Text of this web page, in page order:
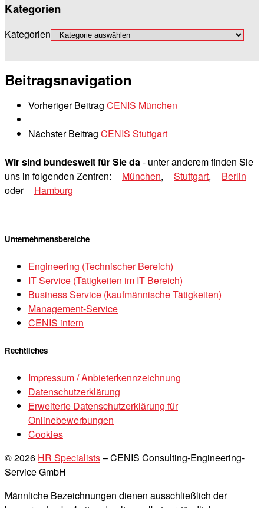
Kategorien
Kategorien
Beitragsnavigation
Vorheriger Beitrag CENIS München
Nächster Beitrag CENIS Stuttgart
Wir sind bundesweit für Sie da- unter anderem finden Sie
uns in folgenden Zentren:
München, Stuttgart,
Berlin
oder
Hamburg
Unternehmensbereiche
Engineering (Technischer Bereich)
IT Service (Tätigkeiten im IT Bereich)
Business Service (kaufmännische Tätigkeiten)
Management-Service
CENIS intern
Rechtliches
Impressum / Anbieterkennzeichnung
Datenschutzerklärung
Erweiterte Datenschutzerklärung für
Onlinebewerbungen
Cookies
© 2026 HR Specialists–CENIS Consulting-Engineering-
Service GmbH
Männliche Bezeichnungen dienen ausschließlich der